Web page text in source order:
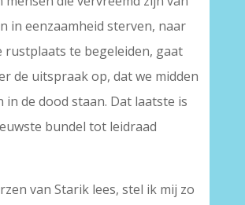
in eenzaamheid sterven, naar
rustplaats te begeleiden, gaat
de uitspraak op, dat we midden
in de dood staan. Dat laatste is
bundel tot leidraad
van Starik lees, stel ik mij zo